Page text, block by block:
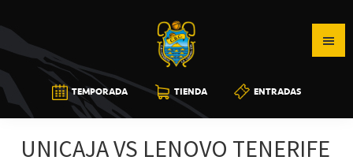
a
la
navegación
principal
al
contenido
principal
a
la
barra
lateral
principal
CB
CANARIAS
TEMPORADA TIENDA ENTRADAS
UNICAJA VS LENOVO TENERIFE